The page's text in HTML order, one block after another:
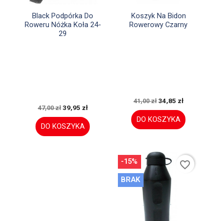
Szybki podgląd
Black Podpórka Do
Roweru Nóżka Koła 24-
29
47,00 zł 39,95 zł
DO KOSZYKA
Szybki podgląd
Koszyk Na Bidon
Rowerowy Czarny
41,00 zł 34,85 zł
DO KOSZYKA
-15%
BRAK
favorite_border